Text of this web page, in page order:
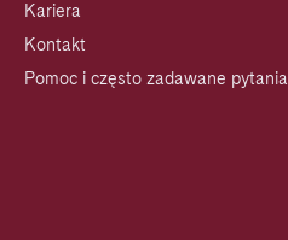
Kariera
Kontakt
Pomoc i często zadawane pytania